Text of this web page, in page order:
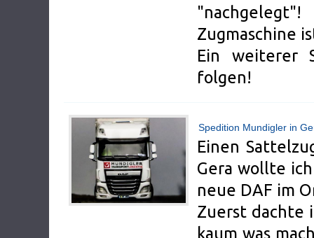
Zugmaschine
Ein weiterer
folgen!
Spedition Mundigler in
Einen
Gera wollte
neue DAF im
Zuerst dachte
kaum was